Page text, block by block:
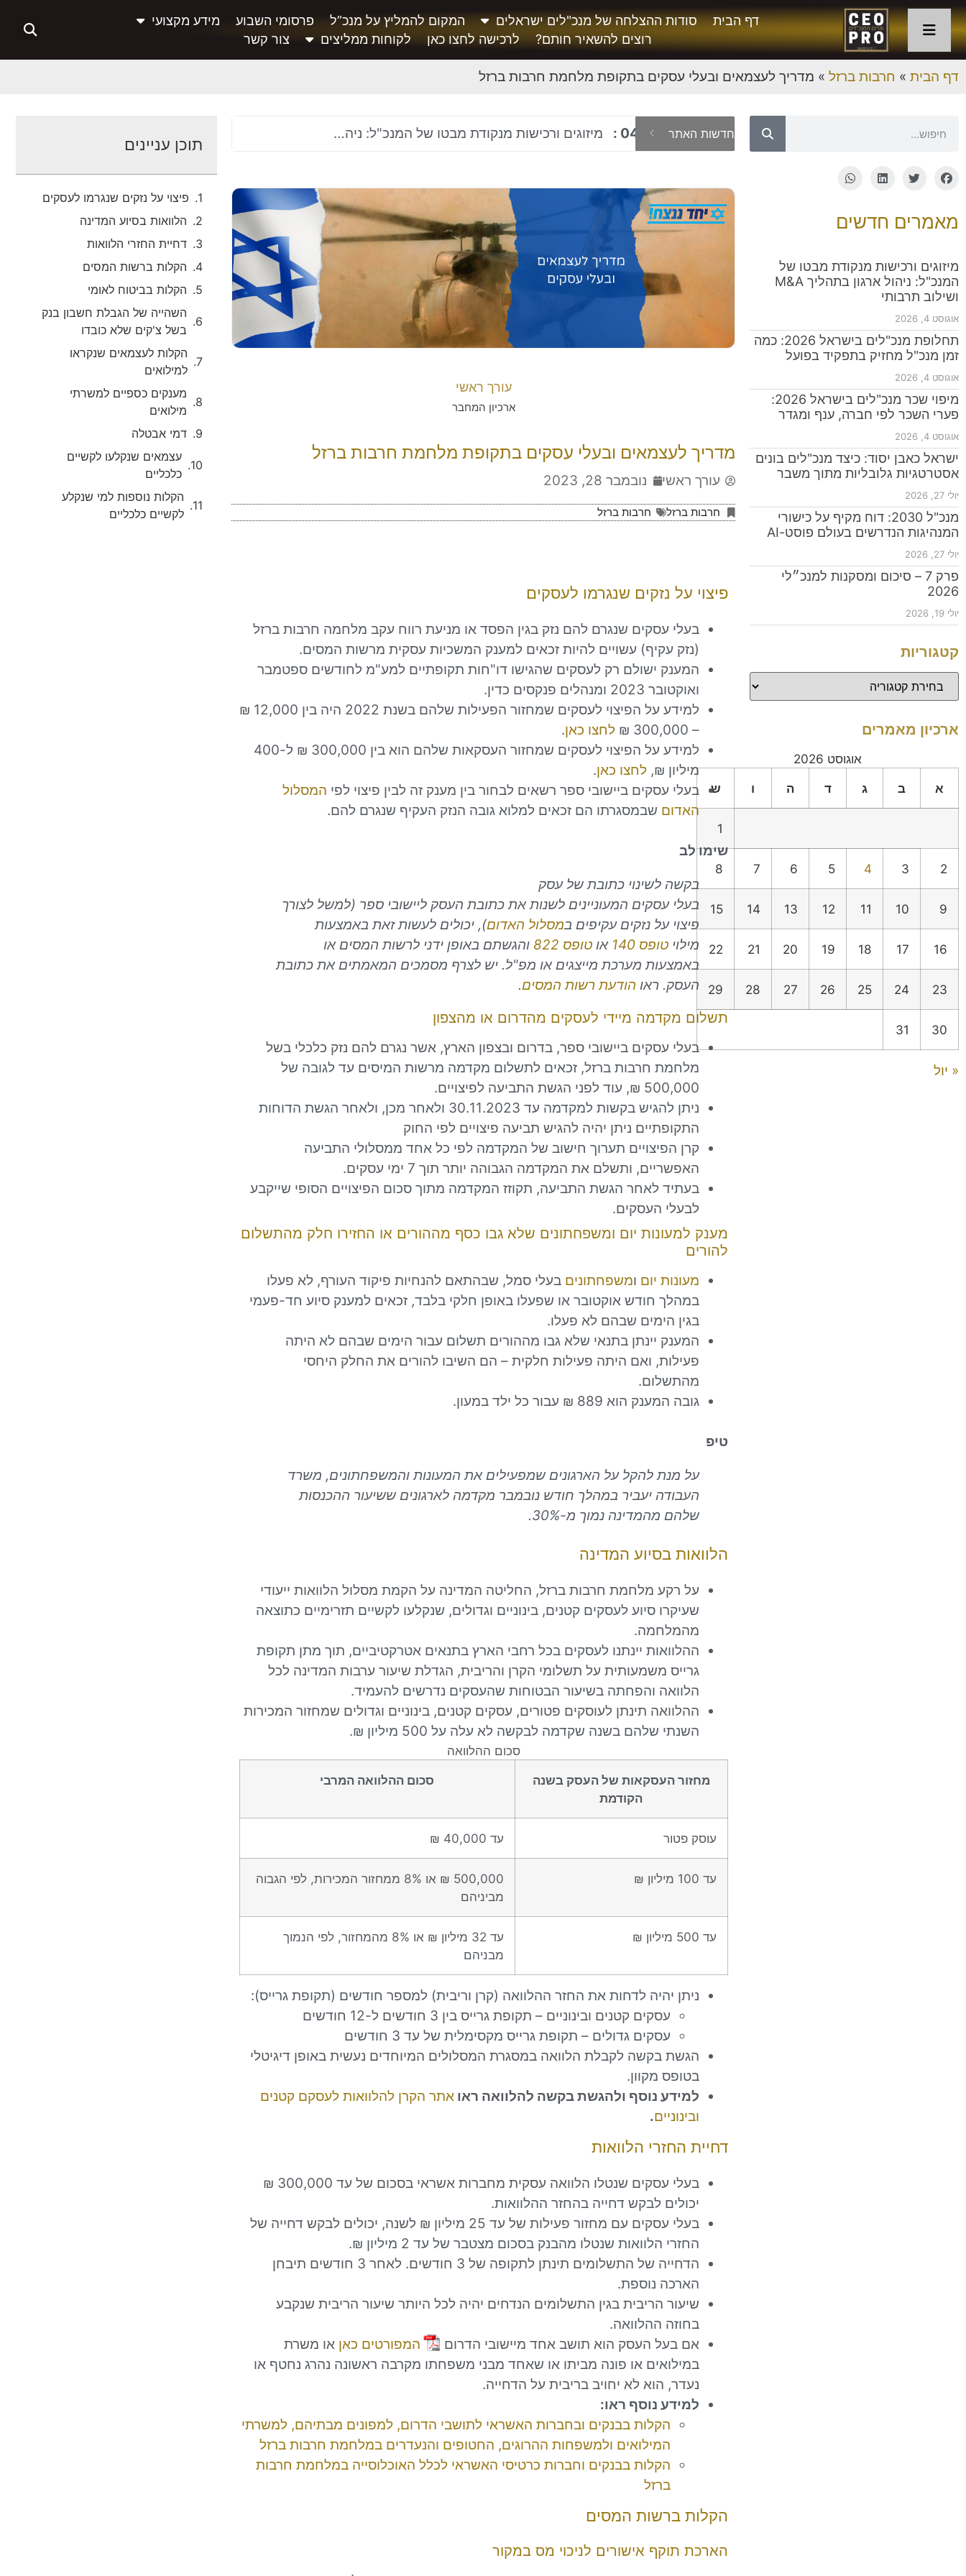
דף הבית סודות ההצלחה של מנכ"לים ישראלים המקום להמליץ על מנכ”ל פרסומי השבוע
מידע מקצועי
רוצים להשאיר חותם?
לרכישה לחצו כאן לקוחות ממליצים צור קשר
דף הבית » חרבות ברזל » מדריך לעצמאים ובעלי עסקים בתקופת מלחמת חרבות ברזל
מאמרים חדשים
מיזוגים ורכישות מנקודת מבטו של
המנכ"ל: ניהול ארגון בתהליך M&A
ושילוב תרבותי
אוגוסט 4, 2026
תחלופת מנכ"לים בישראל 2026: כמה
זמן מנכ"ל מחזיק בתפקיד בפועל
אוגוסט 4, 2026
מיפוי שכר מנכ"לים בישראל 2026:
פערי השכר לפי חברה, ענף ומגדר
אוגוסט 4, 2026
ישראל כאבן יסוד: כיצד מנכ"לים בונים
אסטרטגיות גלובליות מתוך משבר
יולי 27, 2026
מנכ"ל 2030: דוח מקיף על כישורי
המנהיגות הנדרשים בעולם פוסט-AI
יולי 27, 2026
פרק 7 – סיכום ומסקנות למנכ״לי
2026
יולי 19, 2026
קטגוריות
ארכיון מאמרים
אוגוסט 2026
א
ב ג ד ה ו ש
1
2
3
4
5
6
7
8
9
10
11
12
13
14
15
16
17
18
19
20
21
22
23
24
25
26
27
28
29
30
31
« יול
חדשות האתר 08
04
: מיזוגים ורכישות מנקודת מבטו של המנכ"ל: ניהול ארגון בתהליך M&A ושילוב תרבותי
עורך ראשי
ארכיון המחבר
מדריך לעצמאים ובעלי עסקים בתקופת מלחמת חרבות ברזל
עורך ראשי נובמבר 28, 2023
חרבות ברזל חרבות ברזל
פיצוי על נזקים שנגרמו לעסקים
בעלי עסקים שנגרם להם נזק בגין הפסד או מניעת רווח עקב מלחמה חרבות ברזל
(נזק עקיף) עשויים להיות זכאים למענק המשכיות עסקית מרשות המסים.
המענק ישולם רק לעסקים שהגישו דו"חות תקופתיים למע"מ לחודשים ספטמבר
ואוקטובר 2023 ומנהלים פנקסים כדין.
למידע על הפיצוי לעסקים שמחזור הפעילות שלהם בשנת 2022 היה בין 12,000 ₪
– 300,000 ₪
לחצו כאן.
למידע על הפיצוי לעסקים שמחזור העסקאות שלהם הוא בין 300,000 ₪ ל-400
מיליון ₪,לחצו כאן.
בעלי עסקים ביישובי ספר רשאים לבחור בין מענק זה לבין פיצוי לפי המסלול
האדום שבמסגרתו הם זכאים למלוא גובה הנזק העקיף שנגרם להם.
שימו לב
בקשה לשינוי כתובת של עסק
בעלי עסקים המעוניינים לשנות את כתובת העסק ליישובי ספר (למשל לצורך
פיצוי על נזקים עקיפים במסלול האדום), יכולים לעשות זאת באמצעות
מילויטופס 140 אוטופס 822
והגשתם באופן ידני לרשות המסים או
באמצעות מערכת מייצגים או מפ"ל. יש לצרף מסמכים המאמתים את כתובת
העסק. ראו הודעת רשות המסים.
תשלום מקדמה מיידי לעסקים מהדרום או מהצפון
בעלי עסקים ביישובי ספר, בדרום ובצפון הארץ, אשר נגרם להם נזק כלכלי בשל
מלחמת חרבות ברזל, זכאים לתשלום מקדמה מרשות המיסים עד לגובה של
500,000 ₪, עוד לפני הגשת התביעה לפיצויים.
ניתן להגיש בקשות למקדמה עד 30.11.2023 ולאחר מכן, ולאחר הגשת הדוחות
התקופתיים ניתן יהיה להגיש תביעה פיצויים לפי החוק
קרן הפיצויים תערוך חישוב של המקדמה לפי כל אחד ממסלולי התביעה
האפשריים, ותשלם את המקדמה הגבוהה יותר תוך 7 ימי עסקים.
בעתיד לאחר הגשת התביעה, תקוזז המקדמה מתוך סכום הפיצויים הסופי שייקבע
לבעלי העסקים.
מענק למעונות יום ומשפחתונים שלא גבו כסף מההורים או החזירו חלק מהתשלום
להורים
מעונות יום ומשפחתונים בעלי סמל, שבהתאם להנחיות פיקוד העורף, לא פעלו
במהלך חודש אוקטובר או שפעלו באופן חלקי בלבד, זכאים למענק סיוע חד-פעמי
בגין הימים שבהם לא פעלו.
המענק יינתן בתנאי שלא גבו מההורים תשלום עבור הימים שבהם לא היתה
פעילות, ואם היתה פעילות חלקית – הם השיבו להורים את החלק היחסי
מהתשלום.
גובה המענק הוא 889 ₪ עבור כל ילד במעון.
טיפ
על מנת להקל על הארגונים שמפעילים את המעונות והמשפחתונים, משרד
העבודה יעביר במהלך חודש נובמבר מקדמה לארגונים ששיעור ההכנסות
שלהם מהמדינה נמוך מ-30%.
הלוואות בסיוע המדינה
על רקע מלחמת חרבות ברזל, החליטה המדינה על הקמת מסלול הלוואות ייעודי
שעיקרו סיוע לעסקים קטנים, בינוניים וגדולים, שנקלעו לקשיים תזרימיים כתוצאה
מהמלחמה.
ההלוואות יינתנו לעסקים בכל רחבי הארץ בתנאים אטרקטיביים, תוך מתן תקופת
גרייס משמעותית על תשלומי הקרן והריבית, הגדלת שיעור ערבות המדינה לכל
הלוואה והפחתה בשיעור הבטוחות שהעסקים נדרשים להעמיד.
ההלוואה תינתן לעוסקים פטורים, עסקים קטנים, בינוניים וגדולים שמחזור המכירות
השנתי שלהם בשנה שקדמה לבקשה לא עלה על 500 מיליון ₪.
סכום ההלוואה
מחזור העסקאות של העסק בשנה
הקודמת
סכום ההלוואה המרבי
עוסק פטור עד 40,000 ₪
עד 100 מיליון ₪
500,000 ₪ או 8% ממחזור המכירות, לפי הגבוה
מביניהם
עד 500 מיליון ₪
עד 32 מיליון ₪ או 8% מהמחזור, לפי הנמוך
מבניהם
ניתן יהיה לדחות את החזר ההלוואה (קרן וריבית) למספר חודשים (תקופת גרייס):
עסקים קטנים ובינוניים – תקופת גרייס בין 3 חודשים ל-12 חודשים
עסקים גדולים – תקופת גרייס מקסימלית של עד 3 חודשים
הגשת בקשה לקבלת הלוואה במסגרת המסלולים המיוחדים נעשית באופן דיגיטלי
בטופס מקוון.
למידע נוסף ולהגשת בקשה להלוואה ראואתר הקרן להלוואות לעסקם קטנים
ובינוניים.
דחיית החזרי הלוואות
בעלי עסקים שנטלו הלוואה עסקית מחברות אשראי בסכום של עד 300,000 ₪
יכולים לבקש דחייה בהחזר ההלוואות.
בעלי עסקים עם מחזור פעילות של עד 25 מיליון ₪ לשנה, יכולים לבקש דחייה של
החזרי הלוואות שנטלו מהבנק בסכום מצטבר של עד 2 מיליון ₪.
הדחייה של התשלומים תינתן לתקופה של 3 חודשים. לאחר 3 חודשים תיבחן
הארכה נוספת.
שיעור הריבית בגין התשלומים הנדחים יהיה לכל היותר שיעור הריבית שנקבע
בחוזה ההלוואה.
אם בעל העסק הוא תושב אחד מיישובי הדרום
המפורטים כאן או משרת
במילואים או פונה מביתו או שאחד מבני משפחתו מקרבה ראשונה נהרג נחטף או
נעדר, הוא לא יחויב בריבית על הדחייה.
למידע נוסף ראו:
הקלות בבנקים ובחברות האשראי לתושבי הדרום, למפונים מבתיהם, למשרתי
המילואים ולמשפחות ההרוגים, החטופים והנעדרים במלחמת חרבות ברזל
הקלות בבנקים וחברות כרטיסי האשראי לכלל האוכלוסייה במלחמת חרבות
ברזל
הקלות ברשות המסים
הארכת תוקף אישורים לניכוי מס במקור
תוכן עניינים
פיצוי על נזקים שנגרמו לעסקים
הלוואות בסיוע המדינה
דחיית החזרי הלוואות
הקלות ברשות המסים
הקלות בביטוח לאומי
השהייה של הגבלת חשבון בנק
בשל צ'קים שלא כובדו
הקלות לעצמאים שנקראו
למילואים
מענקים כספיים למשרתי
מילואים
דמי אבטלה
עצמאים שנקלעו לקשיים
כלכליים
הקלות נוספות למי שנקלע
לקשיים כלכליים